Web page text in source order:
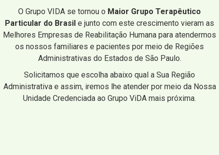
O Grupo VIDA se tornou o Maior Grupo Terapêutico
Particular do Brasil e junto com este crescimento vieram as
Melhores Empresas de Reabilitação Humana para atendermos
os nossos familiares e pacientes por meio de Regiões
Administrativas do Estados de São Paulo.
Solicitamos que escolha abaixo qual a Sua Região
Administrativa e assim, iremos lhe atender por meio da Nossa
Unidade Credenciada ao Grupo ViDA mais próxima.